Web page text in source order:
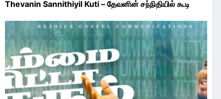
Thevanin Sannithiyil Kuti – தேவனின் சந்நிதியில் கூடி